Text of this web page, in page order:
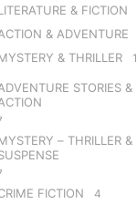
& FICTION
& ADVENTURE
& THRILLER 1
STORIES &
– THRILLER &
FICTION 4